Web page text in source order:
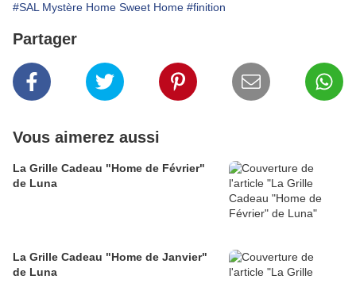
#SAL Mystère Home Sweet Home #finition
Partager
Vous aimerez aussi
La Grille Cadeau "Home de Février"
de Luna
La Grille Cadeau "Home de Janvier"
de Luna